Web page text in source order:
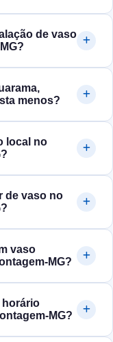
de vaso
menos?
local no
de vaso no
vaso
horário